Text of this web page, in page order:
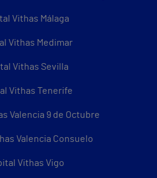
Vithas Málaga
Vithas Medimar
Vithas Sevilla
Vithas Tenerife
Valencia 9 de Octubre
Valencia Consuelo
Vithas Vigo